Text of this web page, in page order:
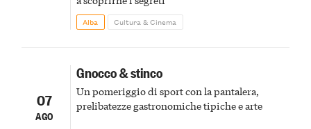
Alba Cultura & Cinema
07
AGO
Gnocco & stinco
Un pomeriggio di sport con la pantalera,
prelibatezze gastronomiche tipiche e arte